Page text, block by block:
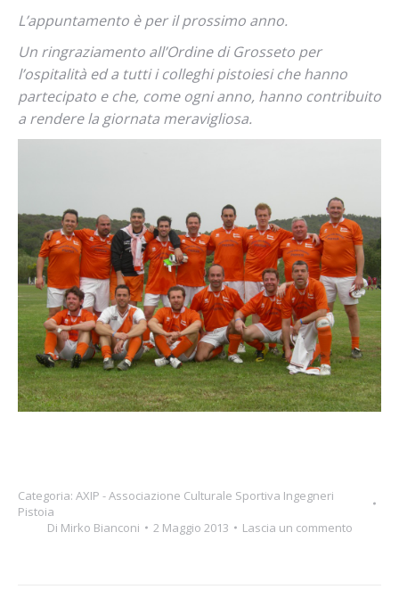
L’appuntamento è per il prossimo anno.
Un ringraziamento all’Ordine di Grosseto per
l’ospitalità ed a tutti i colleghi pistoiesi che hanno
partecipato e che, come ogni anno, hanno contribuito
a rendere la giornata meravigliosa.
Categoria: AXIP - Associazione Culturale Sportiva Ingegneri
Pistoia
Di Mirko Bianconi 2 Maggio 2013 Lascia un commento